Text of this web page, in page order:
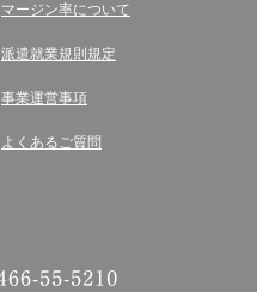
マージン率について
派遣就業規則規定
事業運営事項
よくあるご質問